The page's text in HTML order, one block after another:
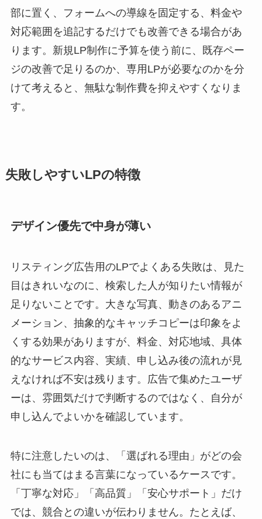
部に置く、フォームへの導線を固定する、料金や
対応範囲を追記するだけでも改善できる場合があ
ります。新規LP制作に予算を使う前に、既存ペー
ジの改善で足りるのか、専用LPが必要なのかを分
けて考えると、無駄な制作費を抑えやすくなりま
す。
失敗しやすいLPの特徴
デザイン優先で中身が薄い
リスティング広告用のLPでよくある失敗は、見た
目はきれいなのに、検索した人が知りたい情報が
足りないことです。大きな写真、動きのあるアニ
メーション、抽象的なキャッチコピーは印象をよ
くする効果がありますが、料金、対応地域、具体
的なサービス内容、実績、申し込み後の流れが見
えなければ不安は残ります。広告で集めたユーザ
ーは、雰囲気だけで判断するのではなく、自分が
申し込んでよいかを確認しています。
特に注意したいのは、「選ばれる理由」がどの会
社にも当てはまる言葉になっているケースです。
「丁寧な対応」「高品質」「安心サポート」だけ
では、競合との違いが伝わりません。たとえば、